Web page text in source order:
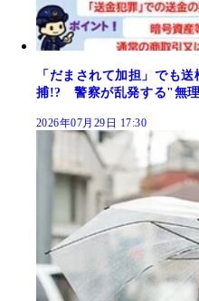
「だまされて加担」でも
捕!? 警察が乱発する"無
2026年07月29日 17:30